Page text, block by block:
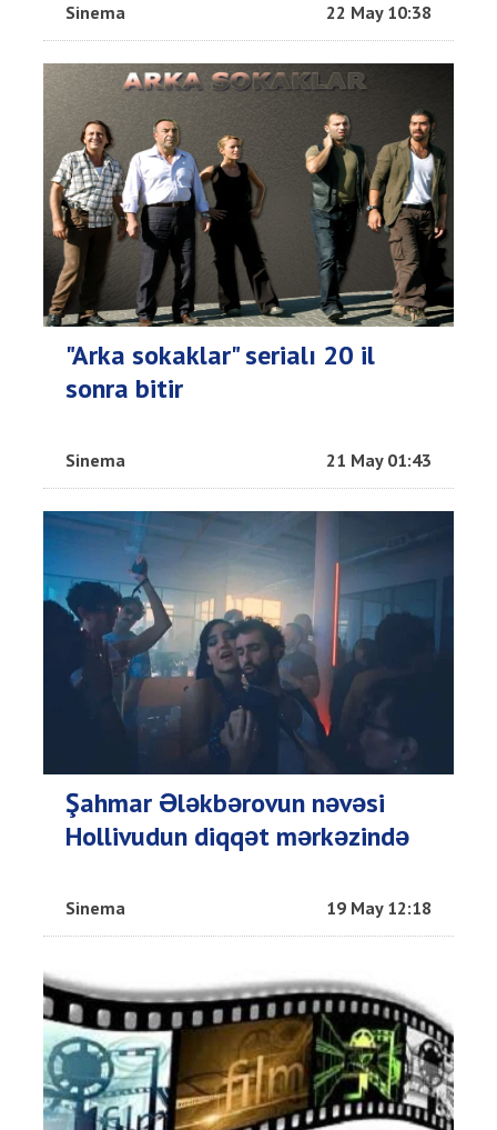
Sinema 22 May 10:38
"Arka sokaklar" serialı 20 il
sonra bitir
Sinema 21 May 01:43
Şahmar Ələkbərovun nəvəsi
Hollivudun diqqət mərkəzində
Sinema 19 May 12:18